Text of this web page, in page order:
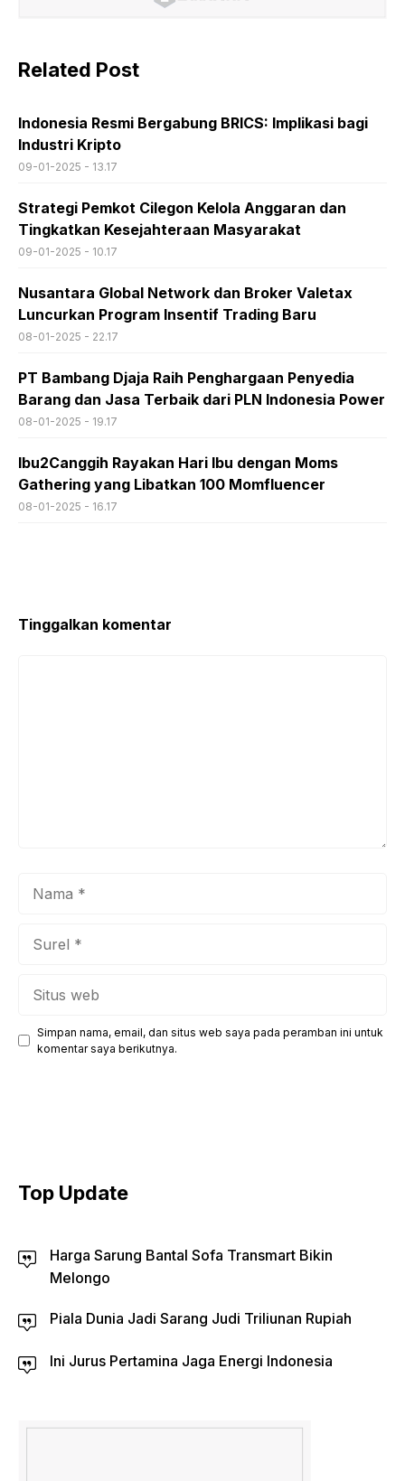
Related Post
Indonesia Resmi Bergabung BRICS: Implikasi bagi
Industri Kripto
09-01-2025 - 13.17
Strategi Pemkot Cilegon Kelola Anggaran dan
Tingkatkan Kesejahteraan Masyarakat
09-01-2025 - 10.17
Nusantara Global Network dan Broker Valetax
Luncurkan Program Insentif Trading Baru
08-01-2025 - 22.17
PT Bambang Djaja Raih Penghargaan Penyedia
Barang dan Jasa Terbaik dari PLN Indonesia Power
08-01-2025 - 19.17
Ibu2Canggih Rayakan Hari Ibu dengan Moms
Gathering yang Libatkan 100 Momfluencer
08-01-2025 - 16.17
Tinggalkan komentar
Simpan nama, email, dan situs web saya pada peramban ini untuk
komentar saya berikutnya.
Top Update
Harga Sarung Bantal Sofa Transmart Bikin
Melongo
Piala Dunia Jadi Sarang Judi Triliunan Rupiah
Ini Jurus Pertamina Jaga Energi Indonesia